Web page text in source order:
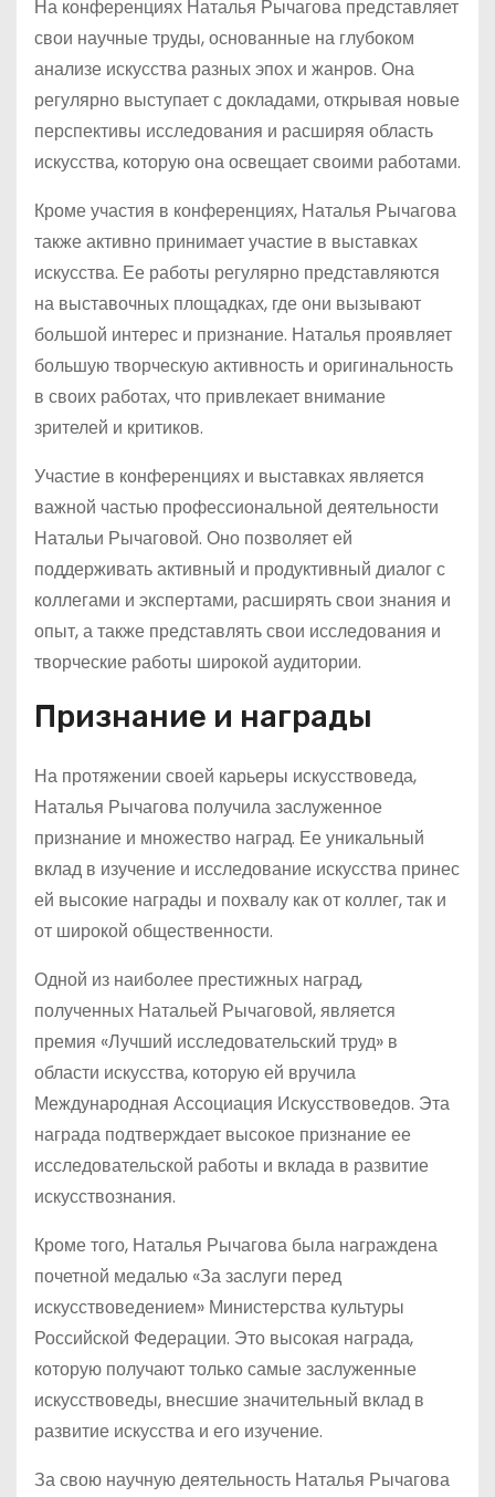
На конференциях Наталья Рычагова представляет
свои научные труды, основанные на глубоком
анализе искусства разных эпох и жанров. Она
регулярно выступает с докладами, открывая новые
перспективы исследования и расширяя область
искусства, которую она освещает своими работами.
Кроме участия в конференциях, Наталья Рычагова
также активно принимает участие в выставках
искусства. Ее работы регулярно представляются
на выставочных площадках, где они вызывают
большой интерес и признание. Наталья проявляет
большую творческую активность и оригинальность
в своих работах, что привлекает внимание
зрителей и критиков.
Участие в конференциях и выставках является
важной частью профессиональной деятельности
Натальи Рычаговой. Оно позволяет ей
поддерживать активный и продуктивный диалог с
коллегами и экспертами, расширять свои знания и
опыт, а также представлять свои исследования и
творческие работы широкой аудитории.
Признание и награды
На протяжении своей карьеры искусствоведа,
Наталья Рычагова получила заслуженное
признание и множество наград. Ее уникальный
вклад в изучение и исследование искусства принес
ей высокие награды и похвалу как от коллег, так и
от широкой общественности.
Одной из наиболее престижных наград,
полученных Натальей Рычаговой, является
премия «Лучший исследовательский труд» в
области искусства, которую ей вручила
Международная Ассоциация Искусствоведов. Эта
награда подтверждает высокое признание ее
исследовательской работы и вклада в развитие
искусствознания.
Кроме того, Наталья Рычагова была награждена
почетной медалью «За заслуги перед
искусствоведением» Министерства культуры
Российской Федерации. Это высокая награда,
которую получают только самые заслуженные
искусствоведы, внесшие значительный вклад в
развитие искусства и его изучение.
За свою научную деятельность Наталья Рычагова